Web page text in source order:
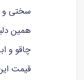
سختی و
همین
چاقو و